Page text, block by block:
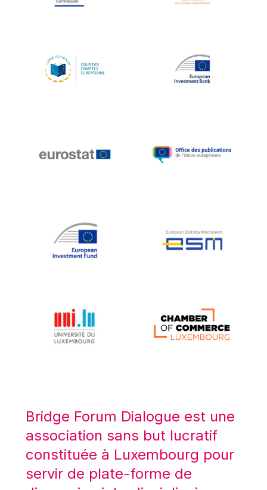
Koen LENAERTS
Luc Frieden
Lucas Papademos
Marcel Zadi Kessy
Martin Bailey
Martine Reicherts
Michael Sohlman
Michel Goedert
Paschal Donohoe
Pat Cox
Patrizia Nanz
Philippe Maystadt
Bridge Forum Dialogue est une
association sans but lucratif
constituée à Luxembourg pour
servir de plate-forme de